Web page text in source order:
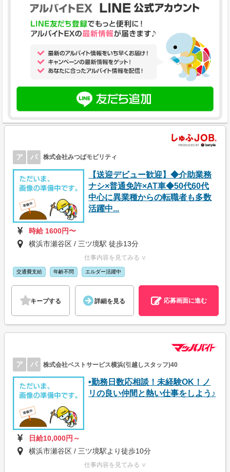
ア パ 株式会社みつばモビリティ
【送迎デビュー歓迎】◆介助業務
ナシ×普通免許×AT車◆50代60代
中心に異業種からの転職者も多数
活躍中...
時給 1600円〜
横浜市瀬谷区 / 三ツ境駅 徒歩13分
仕事内容を見てみる ∨
交通費支給 年齢不問 エルダー活躍中
キープする 詳細を見る 応募画面に進む
ア パ 株式会社ベストサービス横浜(引越しスタッフ)40
•勤務日数応相談！未経験OK！ノ
リの良い仲間と熱い仕事をしよう♪
日給10,000円～
横浜市瀬谷区 / 三ツ境駅より徒歩10分
仕事内容を見てみる ∨